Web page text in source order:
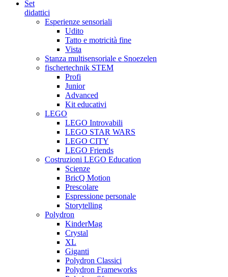
Set
didattici
Esperienze sensoriali
Udito
Tatto e motricità fine
Vista
Stanza multisensoriale e Snoezelen
fischertechnik STEM
Profi
Junior
Advanced
Kit educativi
LEGO
LEGO Introvabili
LEGO STAR WARS
LEGO CITY
LEGO Friends
Costruzioni LEGO Education
Scienze
BricQ Motion
Prescolare
Espressione personale
Storytelling
Polydron
KinderMag
Crystal
XL
Giganti
Polydron Classici
Polydron Frameworks